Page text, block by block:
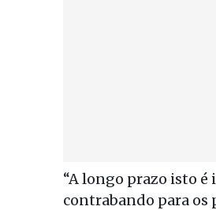
“A longo prazo isto é
contrabando para os